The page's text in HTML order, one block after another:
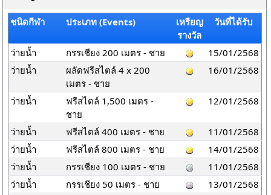
ชนิดกีฬา ประเภท (Events)
เหรียญ
รางวัล
วันที่ได้รับ
ว่ายน้ำ กรรเชียง 200 เมตร - ชาย
15/01/2568
ว่ายน้ำ
ผลัดฟรีสไตล์ 4 x 200
เมตร - ชาย
16/01/2568
ว่ายน้ำ
ฟรีสไตล์ 1,500 เมตร -
ชาย
12/01/2568
ว่ายน้ำ ฟรีสไตล์ 400 เมตร - ชาย
11/01/2568
ว่ายน้ำ
ฟรีสไตล์ 800 เมตร - ชาย
14/01/2568
ว่ายน้ำ
กรรเชียง 100 เมตร - ชาย
11/01/2568
ว่ายน้ำ
กรรเชียง 50 เมตร - ชาย
13/01/2568